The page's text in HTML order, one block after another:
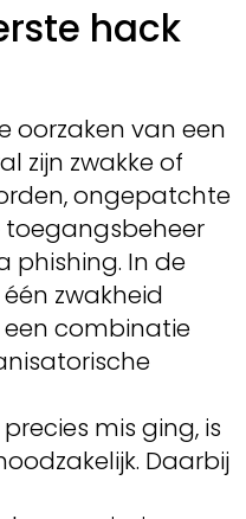
hack
oorzaken van een
zijn zwakke of
ongepatchte
phishing. In de
zwakheid
combinatie
mis ging, is
Daarbij